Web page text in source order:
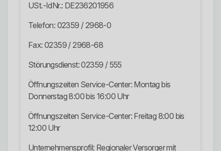
USt.-IdNr.: DE236201956
Telefon: 02359 / 2968-0
Fax: 02359 / 2968-68
Störungsdienst: 02359 / 555
Öffnungszeiten Service-Center: Montag bis
Donnerstag 8:00 bis 16:00 Uhr
Öffnungszeiten Service-Center: Freitag 8:00 bis
12:00 Uhr
Unternehmensprofil: Regionaler Versorger mit